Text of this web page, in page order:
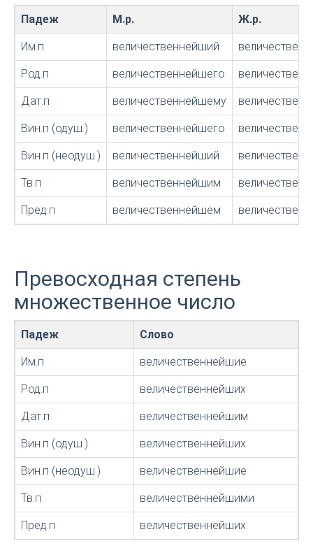
Падеж М.р. Ж.р.
Им.п величественнейший
Род.п величественнейшего
Дат.п величественнейшему
Вин.п (одуш.) величественнейшего
Вин.п (неодуш.) величественнейший
Тв.п величественнейшим
Пред.п величественнейшем
Превосходная степень
множественное число
Падеж Слово
Им.п величественнейшие
Род.п величественнейших
Дат.п величественнейшим
Вин.п (одуш.) величественнейших
Вин.п (неодуш.) величественнейшие
Тв.п величественнейшими
Пред.п величественнейших